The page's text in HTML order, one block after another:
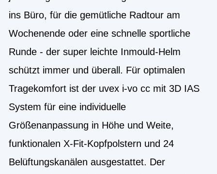
ins Büro, für die gemütliche Radtour am
Wochenende oder eine schnelle sportliche
Runde - der super leichte Inmould-Helm
schützt immer und überall. Für optimalen
Tragekomfort ist der uvex i-vo cc mit 3D IAS
System für eine individuelle
Größenanpassung in Höhe und Weite,
funktionalen X-Fit-Kopfpolstern und 24
Belüftungskanälen ausgestattet. Der